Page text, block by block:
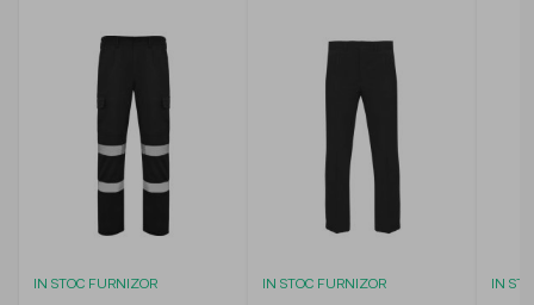
IN STOC FURNIZOR IN STOC FURNIZOR IN